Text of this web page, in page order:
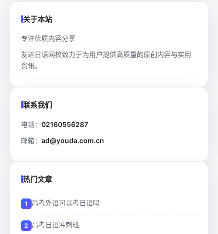
关于本站
专注优质内容分享
友达日语网校致力于为用户提供高质量的原创内容与实用
资讯。
联系我们
电话： 02160556287
邮箱： ad@youda.com.cn
热门文章
高考外语可以考日语吗
高考日语冲刺班